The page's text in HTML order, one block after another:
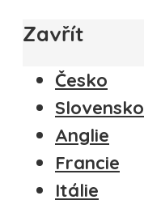
Zavřít
Česko
Slovensko
Anglie
Francie
Itálie